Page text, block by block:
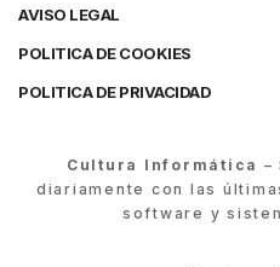
AVISO LEGAL
POLITICA DE COOKIES
POLITICA DE PRIVACIDAD
Cultura Informática –
diariamente con las
software y